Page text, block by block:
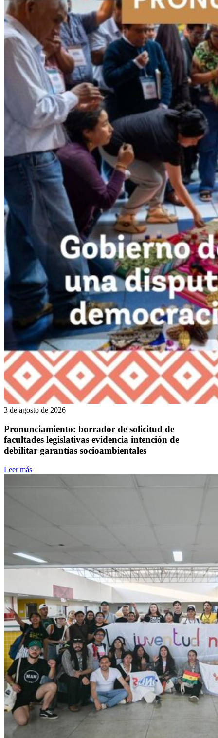
3 de agosto de 2026
Pronunciamiento: borrador de solicitud de
facultades legislativas evidencia intención de
debilitar garantías socioambientales
Leer más